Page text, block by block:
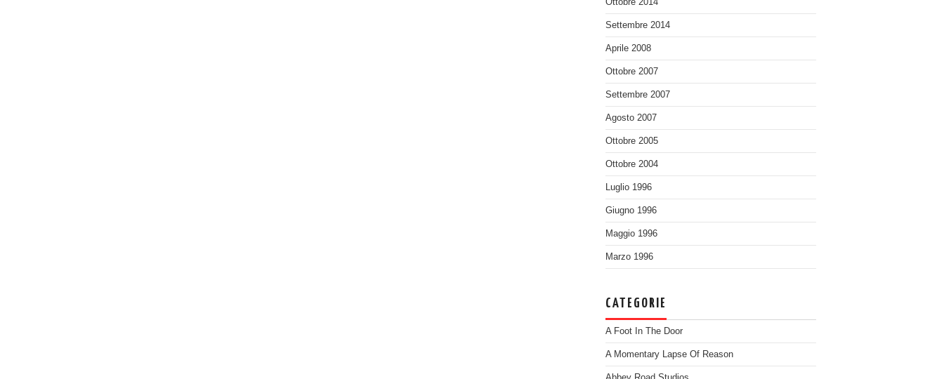
Settembre 2014
Aprile 2008
Ottobre 2007
Settembre 2007
Agosto 2007
Ottobre 2005
Ottobre 2004
Luglio 1996
Giugno 1996
Maggio 1996
Marzo 1996
CATEGORIE
A Foot In The Door
A Momentary Lapse Of Reason